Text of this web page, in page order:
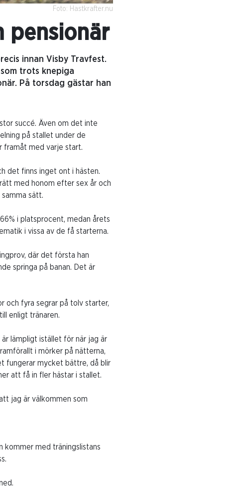
Foto: Hastkrafter.nu
pensionär
innan Visby Travfest.
trots knepiga
På torsdag gästar han
succé. Även om det inte
på stallet under de
framåt med varje start.
det finns inget ont i hästen.
med honom efter sex år och
sätt.
i platsprocent, medan årets
i vissa av de få starterna.
där det första han
springa på banan. Det är
och fyra segrar på tolv starter,
enligt tränaren.
lämpligt istället för när jag är
i mörker på nätterna,
fungerar mycket bättre, då blir
att få in fler hästar i stallet.
jag är välkommen som
kommer med träningslistans